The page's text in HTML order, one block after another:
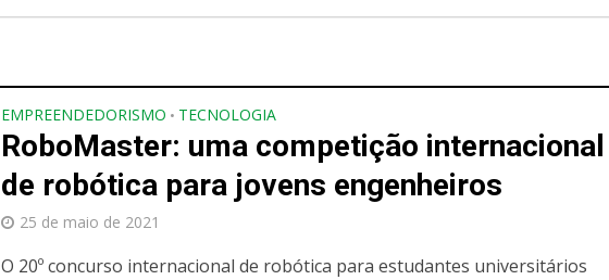
EMPREENDEDORISMO • TECNOLOGIA
RoboMaster: uma competição internacional
de robótica para jovens engenheiros
25 de maio de 2021
O 20º concurso internacional de robótica para estudantes universitários